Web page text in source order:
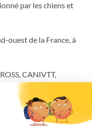
par les chiens et
ouest de la France, à
CANIVTT,